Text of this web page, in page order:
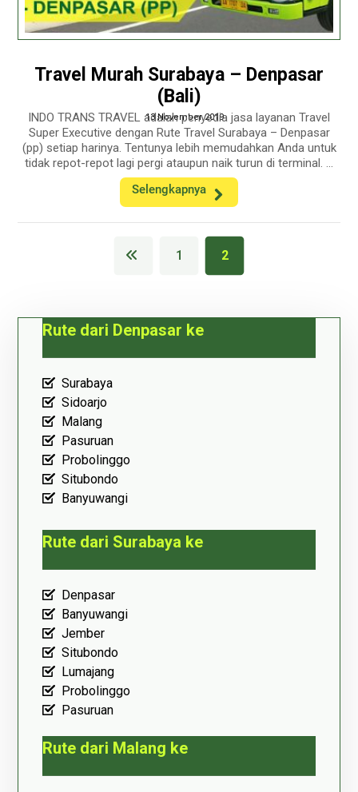
Travel Murah Surabaya – Denpasar
(Bali)
13 November 2019
INDO TRANS TRAVEL adalah penyedia jasa layanan Travel
Super Executive dengan Rute Travel Surabaya – Denpasar
(pp) setiap harinya. Tentunya lebih memudahkan Anda untuk
tidak repot-repot lagi pergi ataupun naik turun di terminal. ...
Selengkapnya
1 2
Rute dari Denpasar ke
Surabaya
Sidoarjo
Malang
Pasuruan
Probolinggo
Situbondo
Banyuwangi
Rute dari Surabaya ke
Denpasar
Banyuwangi
Jember
Situbondo
Lumajang
Probolinggo
Pasuruan
Rute dari Malang ke